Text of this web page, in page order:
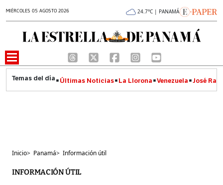
MIÉRCOLES 05 AGOSTO 2026 24.7°C | PANAMÁ
Últimas Noticias La Llorona Venezuela José
Inicio> Panamá> Información útil
INFORMACIÓN ÚTIL